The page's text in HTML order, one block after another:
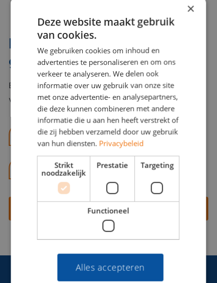
Interesse? Benno helpt je
graag verder!
Bel of mail Benno met al jouw vragen. Benno staat
voor je klaar en helpt je graag!
benno@viajou.nl
06 13 28 62 71
Contact opnemen
×
Deze website maakt gebruik
van cookies.
We gebruiken cookies om inhoud en
advertenties te personaliseren en om ons
verkeer te analyseren. We delen ook
informatie over uw gebruik van onze site
met onze advertentie- en analysepartners,
die deze kunnen combineren met andere
informatie die u aan hen heeft verstrekt of
die zij hebben verzameld door uw gebruik
van hun diensten. Privacybeleid
Strikt
noodzakelijk
Prestatie Targeting
Functioneel
Alles accepteren